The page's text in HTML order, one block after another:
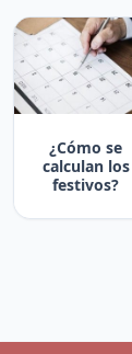
¿Cómo se
calculan los
festivos?